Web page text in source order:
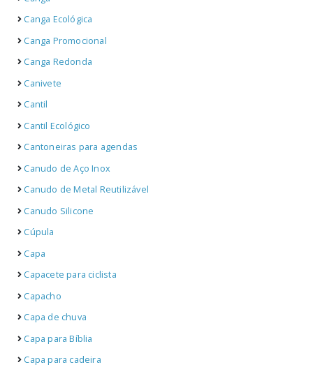
Canga Ecológica
Canga Promocional
Canga Redonda
Canivete
Cantil
Cantil Ecológico
Cantoneiras para agendas
Canudo de Aço Inox
Canudo de Metal Reutilizável
Canudo Silicone
Cúpula
Capa
Capacete para ciclista
Capacho
Capa de chuva
Capa para Bíblia
Capa para cadeira